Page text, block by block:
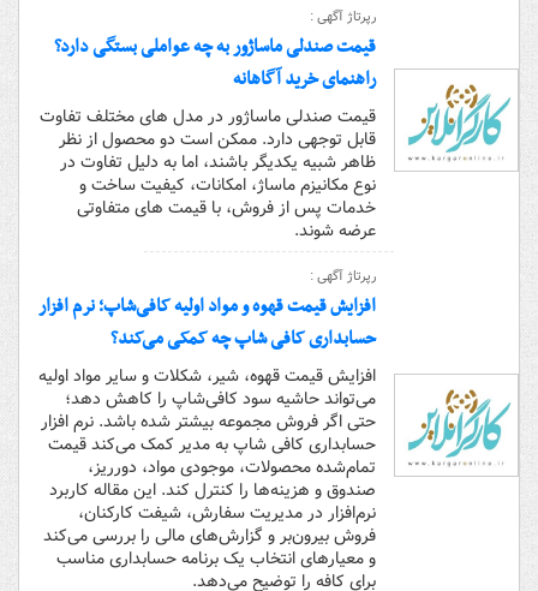
رپرتاژ آگهی :
قیمت صندلی ماساژور به چه عواملی بستگی دارد؟
راهنمای خرید آگاهانه
قیمت صندلی ماساژور در مدل های مختلف تفاوت
قابل توجهی دارد. ممکن است دو محصول از نظر
ظاهر شبیه یکدیگر باشند، اما به دلیل تفاوت در
نوع مکانیزم ماساژ، امکانات، کیفیت ساخت و
خدمات پس از فروش، با قیمت های متفاوتی
عرضه شوند.
رپرتاژ آگهی :
افزایش قیمت قهوه و مواد اولیه کافی‌شاپ؛ نرم افزار
حسابداری کافی شاپ چه کمکی می‌کند؟
افزایش قیمت قهوه، شیر، شکلات و سایر مواد اولیه
می‌تواند حاشیه سود کافی‌شاپ را کاهش دهد؛
حتی اگر فروش مجموعه بیشتر شده باشد. نرم افزار
حسابداری کافی شاپ به مدیر کمک می‌کند قیمت
تمام‌شده محصولات، موجودی مواد، دورریز،
صندوق و هزینه‌ها را کنترل کند. این مقاله کاربرد
نرم‌افزار در مدیریت سفارش، شیفت کارکنان،
فروش بیرون‌بر و گزارش‌های مالی را بررسی می‌کند
و معیارهای انتخاب یک برنامه حسابداری مناسب
برای کافه را توضیح می‌دهد.